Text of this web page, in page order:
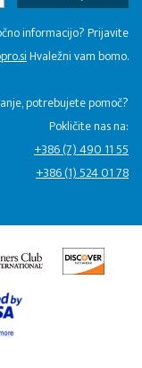
informacijo? Prijavite
Hvaležni vam bomo.
potrebujete pomoč?
Pokličite nas na:
+386 (7) 490 11 55
+386 (1) 524 01 78